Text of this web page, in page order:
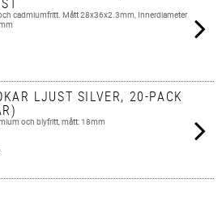
cadmiumfritt. Mått 28x36x2.3mm, Innerdiameter
LJUST SILVER, 20-PACK
och blyfritt, mått: 18mm